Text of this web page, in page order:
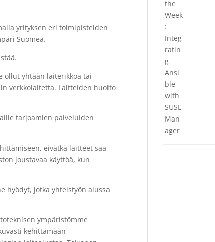
yrityksen eri toimipisteiden
Suomea.
ollut yhtään laiterikkoa tai
verkkolaitetta. Laitteiden huolto
tarjoamien palveluiden
eivätkä laitteet saa
joustavaa käyttöä, kun
hyödyt, jotka yhteistyön alussa
ympäristömme
kehittämään